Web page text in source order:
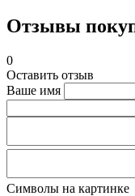
Отзывы
0
Оставить отзыв
Ваше имя
Символы на картинке